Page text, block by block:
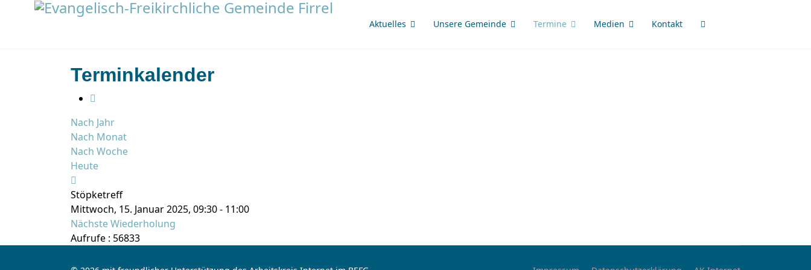
Aktuelles Unsere Gemeinde Termine Medien Kontakt
Terminkalender
Nach Jahr
Nach Monat
Nach Woche
Heute
Stöpketreff
Mittwoch, 15. Januar 2025, 09:30 - 11:00
Nächste Wiederholung
Aufrufe : 56833